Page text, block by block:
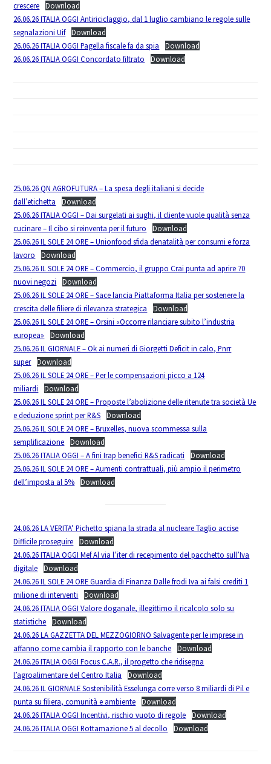
crescere
Download
26.06.26 ITALIA OGGI Antiriciclaggio, dal 1 luglio cambiano le regole sulle
segnalazioni Uif
Download
26.06.26 ITALIA OGGI Pagella fiscale fa da spia
Download
26.06.26 ITALIA OGGI Concordato filtrato
Download
25.06.26 QN AGROFUTURA – La spesa degli italiani si decide
dall’etichetta
Download
25.06.26 ITALIA OGGI – Dai surgelati ai sughi, il cliente vuole qualità senza
cucinare – Il cibo si reinventa per il futuro
Download
25.06.26 IL SOLE 24 ORE – Unionfood sfida denatalità per consumi e forza
lavoro
Download
25.06.26 IL SOLE 24 ORE – Commercio, il gruppo Crai punta ad aprire 70
nuovi negozi
Download
25.06.26 IL SOLE 24 ORE – Sace lancia Piattaforma Italia per sostenere la
crescita delle filiere di rilevanza strategica
Download
25.06.26 IL SOLE 24 ORE – Orsini «Occorre rilanciare subito l’industria
europea»
Download
25.06.26 IL GIORNALE – Ok ai numeri di Giorgetti Deficit in calo, Pnrr
super
Download
25.06.26 IL SOLE 24 ORE – Per le compensazioni picco a 124
miliardi
Download
25.06.26 IL SOLE 24 ORE – Proposte l’abolizione delle ritenute tra società Ue
e deduzione sprint per R&S
Download
25.06.26 IL SOLE 24 ORE – Bruxelles, nuova scommessa sulla
semplificazione
Download
25.06.26 ITALIA OGGI – A fini Irap benefici R&S radicati
Download
25.06.26 IL SOLE 24 ORE – Aumenti contrattuali, più ampio il perimetro
dell’imposta al 5%
Download
24.06.26 LA VERITA’ Pichetto spiana la strada al nucleare Taglio accise
Difficile proseguire
Download
24.06.26 ITALIA OGGI Mef Al via l’iter di recepimento del pacchetto sull’Iva
digitale
Download
24.06.26 IL SOLE 24 ORE Guardia di Finanza Dalle frodi Iva ai falsi crediti 1
milione di interventi
Download
24.06.26 ITALIA OGGI Valore doganale, illegittimo il ricalcolo solo su
statistiche
Download
24.06.26 LA GAZZETTA DEL MEZZOGIORNO Salvagente per le imprese in
affanno come cambia il rapporto con le banche
Download
24.06.26 ITALIA OGGI Focus C.A.R., il progetto che ridisegna
l’agroalimentare del Centro Italia
Download
24.06.26 IL GIORNALE Sostenibilità Esselunga corre verso 8 miliardi di Pil e
punta su filiera, comunità e ambiente
Download
24.06.26 ITALIA OGGI Incentivi, rischio vuoto di regole
Download
24.06.26 ITALIA OGGI Rottamazione 5 al decollo
Download